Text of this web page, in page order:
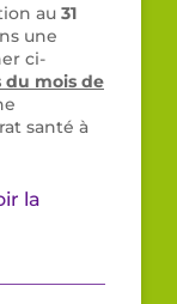
au 31
une
ci-
du mois de
santé à
la